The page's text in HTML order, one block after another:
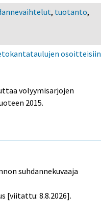
, tuotanto,
osoitteisiin
volyymisarjojen
2015.
suhdannekuvaaja
[viitattu: 8.8.2026].